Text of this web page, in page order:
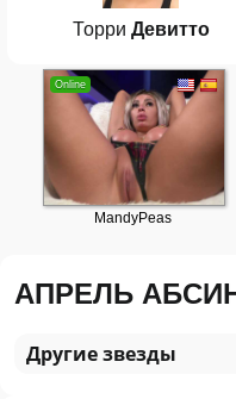
Торри Девитто
АПРЕЛЬ
Другие звезды